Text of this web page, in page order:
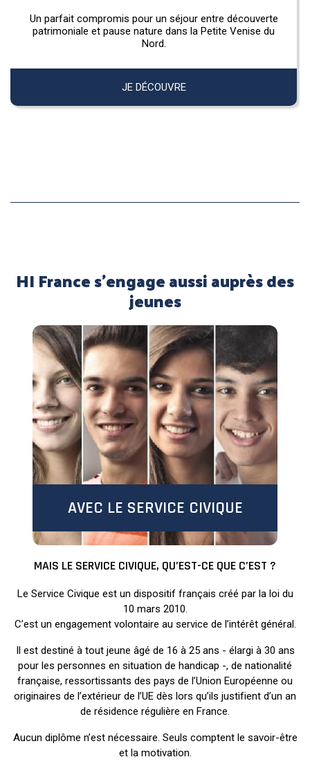
Un parfait compromis pour un séjour entre découverte
patrimoniale et pause nature dans la Petite Venise du
Nord.
JE DÉCOUVRE
HI France s’engage aussi auprès des
jeunes
AVEC LE SERVICE CIVIQUE
MAIS LE SERVICE CIVIQUE, QU’EST-CE QUE C’EST ?
Le Service Civique est un dispositif français créé par la loi du
10 mars 2010.
C’est un engagement volontaire au service de l’intérêt général.
Il est destiné à tout jeune âgé de 16 à 25 ans - élargi à 30 ans
pour les personnes en situation de handicap -, de nationalité
française, ressortissants des pays de l’Union Européenne ou
originaires de l’extérieur de l’UE dès lors qu’ils justifient d’un an
de résidence régulière en France.
Aucun diplôme n’est nécessaire. Seuls comptent le savoir-être
et la motivation.